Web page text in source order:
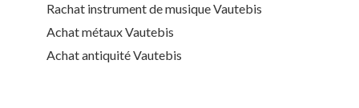
Rachat instrument de musique Vautebis
Achat métaux Vautebis
Achat antiquité Vautebis